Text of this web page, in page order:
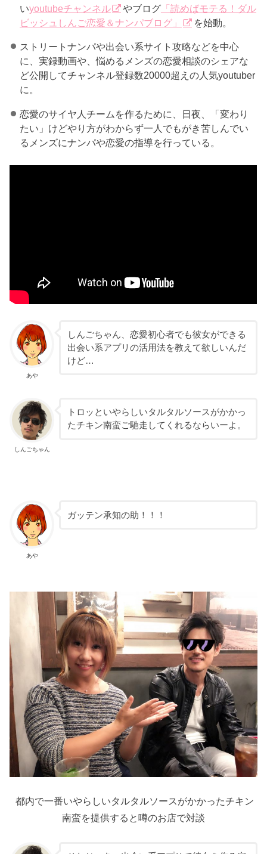
いyoutubeチャンネル やブログ「読めばモテる！ダル
ビッシュしんご恋愛＆ナンパブログ」
を始動。
ストリートナンパや出会い系サイト攻略などを中心
に、実録動画や、悩めるメンズの恋愛相談のシェアな
ど公開してチャンネル登録数20000超えの人気youtuber
に。
恋愛のサイヤ人チームを作るために、日夜、「変わり
たい」けどやり方がわからず一人でもがき苦しんでい
るメンズにナンパや恋愛の指導を行っている。
あや
しんごちゃん、恋愛初心者でも彼女ができる
出会い系アプリの活用法を教えて欲しいんだ
けど…
しんごちゃん
トロッといやらしいタルタルソースがかかっ
たチキン南蛮ご馳走してくれるならいーよ。
あや
ガッテン承知の助！！！
都内で一番いやらしいタルタルソースがかかったチキン
南蛮を提供すると噂のお店で対談